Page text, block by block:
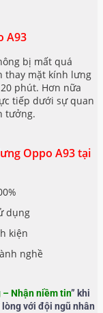
A93
bị mất quá
thay mặt kính lưng
phút. Hơn nữa
tiếp dưới sự quan
tưởng.
Oppo A93 tại
dụng
kiện
nghề
Nhận niềm tin” khi
với đội ngũ nhân